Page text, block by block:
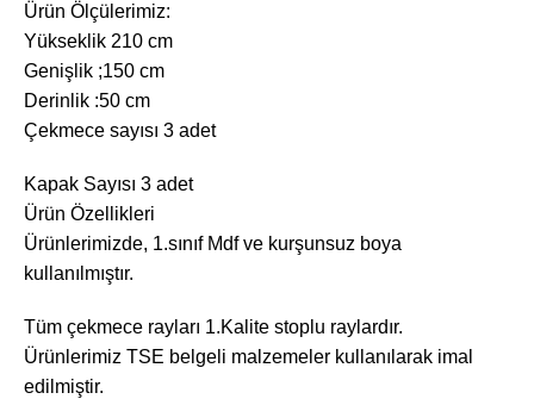
Ürün Ölçülerimiz:
Yükseklik 210 cm
Genişlik ;150 cm
Derinlik :50 cm
Çekmece sayısı 3 adet
Kapak Sayısı 3 adet
Ürün Özellikleri
Ürünlerimizde, 1.sınıf Mdf ve kurşunsuz boya
kullanılmıştır.
Tüm çekmece rayları 1.Kalite stoplu raylardır.
Ürünlerimiz TSE belgeli malzemeler kullanılarak imal
edilmiştir.